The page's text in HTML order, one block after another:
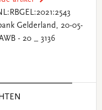
Gelderland, 20-05-
- 20 _ 3136